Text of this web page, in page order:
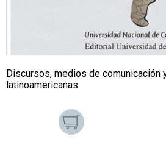
Discursos, medios de comunicación
latinoamericanas